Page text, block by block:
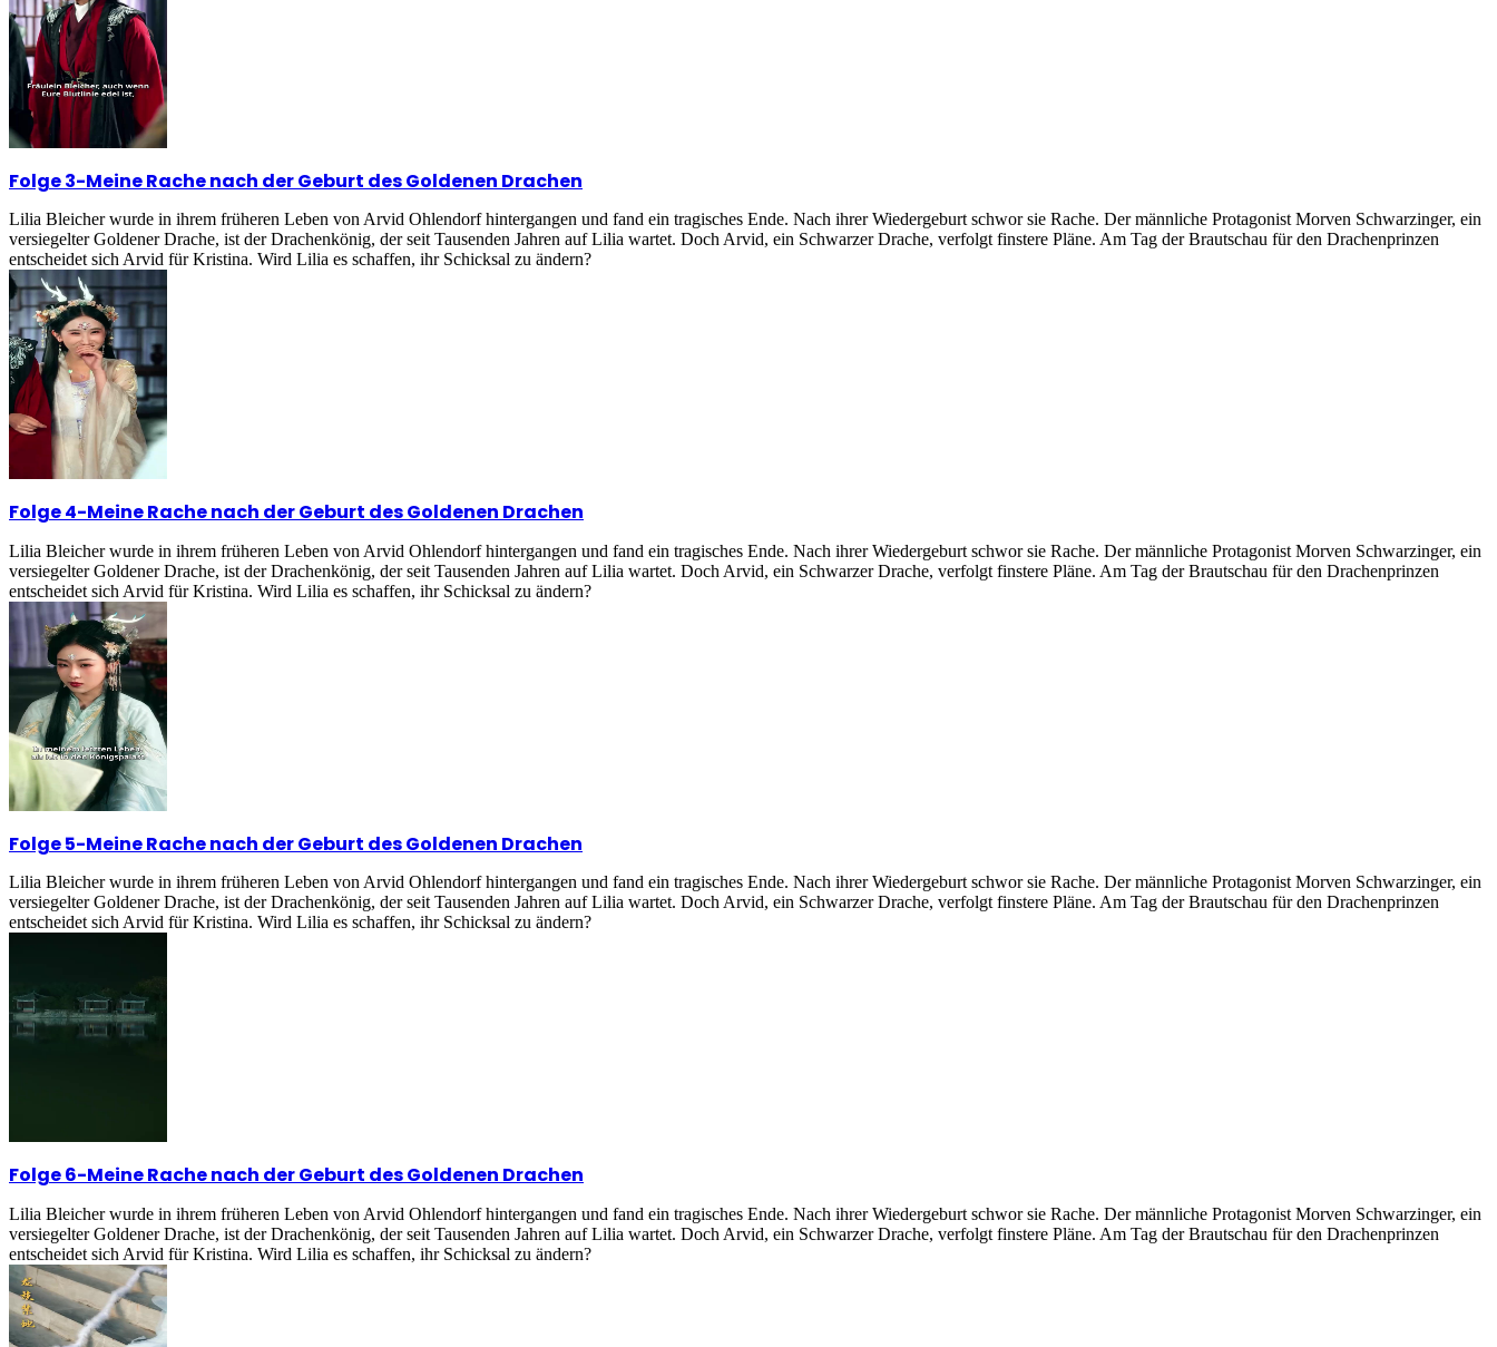
Folge 3-Meine Rache nach der Geburt des Goldenen Drachen
Lilia Bleicher wurde in ihrem früheren Leben von Arvid Ohlendorf hintergangen und fand ein tragisches Ende. Nach ihrer Wiedergeburt schwor sie Rache. Der männliche Protagonist Morven Schwarzinger, ein
versiegelter Goldener Drache, ist der Drachenkönig, der seit Tausenden Jahren auf Lilia wartet. Doch Arvid, ein Schwarzer Drache, verfolgt finstere Pläne. Am Tag der Brautschau für den Drachenprinzen
entscheidet sich Arvid für Kristina. Wird Lilia es schaffen, ihr Schicksal zu ändern?
Folge 4-Meine Rache nach der Geburt des Goldenen Drachen
Lilia Bleicher wurde in ihrem früheren Leben von Arvid Ohlendorf hintergangen und fand ein tragisches Ende. Nach ihrer Wiedergeburt schwor sie Rache. Der männliche Protagonist Morven Schwarzinger, ein
versiegelter Goldener Drache, ist der Drachenkönig, der seit Tausenden Jahren auf Lilia wartet. Doch Arvid, ein Schwarzer Drache, verfolgt finstere Pläne. Am Tag der Brautschau für den Drachenprinzen
entscheidet sich Arvid für Kristina. Wird Lilia es schaffen, ihr Schicksal zu ändern?
Folge 5-Meine Rache nach der Geburt des Goldenen Drachen
Lilia Bleicher wurde in ihrem früheren Leben von Arvid Ohlendorf hintergangen und fand ein tragisches Ende. Nach ihrer Wiedergeburt schwor sie Rache. Der männliche Protagonist Morven Schwarzinger, ein
versiegelter Goldener Drache, ist der Drachenkönig, der seit Tausenden Jahren auf Lilia wartet. Doch Arvid, ein Schwarzer Drache, verfolgt finstere Pläne. Am Tag der Brautschau für den Drachenprinzen
entscheidet sich Arvid für Kristina. Wird Lilia es schaffen, ihr Schicksal zu ändern?
Folge 6-Meine Rache nach der Geburt des Goldenen Drachen
Lilia Bleicher wurde in ihrem früheren Leben von Arvid Ohlendorf hintergangen und fand ein tragisches Ende. Nach ihrer Wiedergeburt schwor sie Rache. Der männliche Protagonist Morven Schwarzinger, ein
versiegelter Goldener Drache, ist der Drachenkönig, der seit Tausenden Jahren auf Lilia wartet. Doch Arvid, ein Schwarzer Drache, verfolgt finstere Pläne. Am Tag der Brautschau für den Drachenprinzen
entscheidet sich Arvid für Kristina. Wird Lilia es schaffen, ihr Schicksal zu ändern?